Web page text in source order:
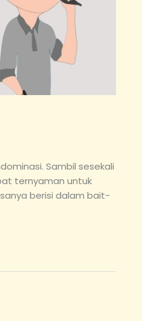
Sambil sesekali
ternyaman untuk
berisi dalam bait-